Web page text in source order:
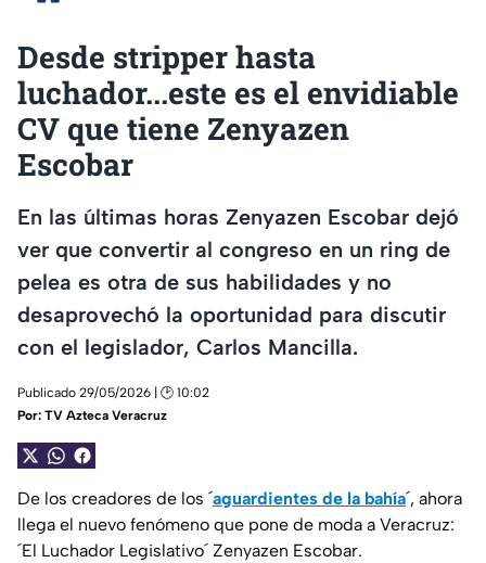
Desde stripper hasta
luchador...este es el envidiable
CV que tiene Zenyazen
Escobar
En las últimas horas Zenyazen Escobar dejó
ver que convertir al congreso en un ring de
pelea es otra de sus habilidades y no
desaprovechó la oportunidad para discutir
con el legislador, Carlos Mancilla.
Publicado 29/05/2026 | 🕑 10:02
Por: TV Azteca Veracruz
De los creadores de los ´aguardientes de la bahía´, ahora
llega el nuevo fenómeno que pone de moda a Veracruz:
´El Luchador Legislativo´ Zenyazen Escobar.